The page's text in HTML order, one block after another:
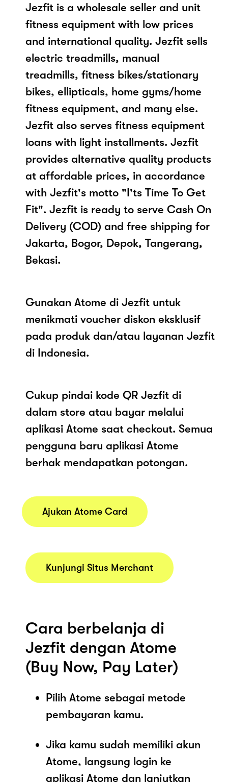
Jezfit is a wholesale seller and unit
fitness equipment with low prices
and international quality. Jezfit sells
electric treadmills, manual
treadmills, fitness bikes/stationary
bikes, ellipticals, home gyms/home
fitness equipment, and many else.
Jezfit also serves fitness equipment
loans with light installments. Jezfit
provides alternative quality products
at affordable prices, in accordance
with Jezfit's motto "I'ts Time To Get
Fit". Jezfit is ready to serve Cash On
Delivery (COD) and free shipping for
Jakarta, Bogor, Depok, Tangerang,
Bekasi.
Gunakan Atome di Jezfit untuk
menikmati voucher diskon eksklusif
pada produk dan/atau layanan Jezfit
di Indonesia.
Cukup pindai kode QR Jezfit di
dalam store atau bayar melalui
aplikasi Atome saat checkout. Semua
pengguna baru aplikasi Atome
berhak mendapatkan potongan.
Ajukan Atome Card
Kunjungi Situs Merchant
Cara berbelanja di
Jezfit dengan Atome
(Buy Now, Pay Later)
Pilih Atome sebagai metode
pembayaran kamu.
Jika kamu sudah memiliki akun
Atome, langsung login ke
aplikasi Atome dan lanjutkan